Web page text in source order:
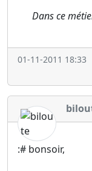
Dans ce
01-11-2011 18:33
:# bonsoir,